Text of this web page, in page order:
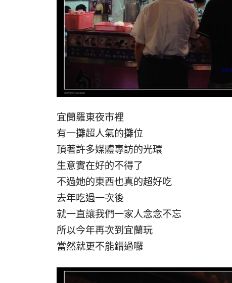
宜蘭羅東夜市裡
有一攤超人氣的攤位
頂著許多媒體專訪的光環
生意實在好的不得了
不過她的東西也真的超好吃
去年吃過一次後
就一直讓我們一家人念念不忘
所以今年再次到宜蘭玩
當然就更不能錯過囉